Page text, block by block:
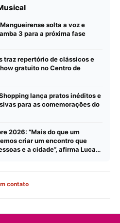
solta a voz e
3 para a próxima fase
traz repertório de clássicos e
gratuito no Centro de
lança pratos inéditos e
para as comemorações do
2026: “Mais do que um
criar um encontro que
e a cidade”, afirma Lucas
contato